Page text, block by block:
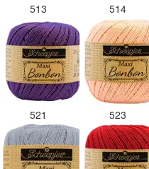
513 514
521 523